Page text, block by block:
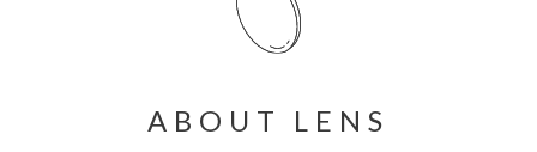
ABOUT LENS